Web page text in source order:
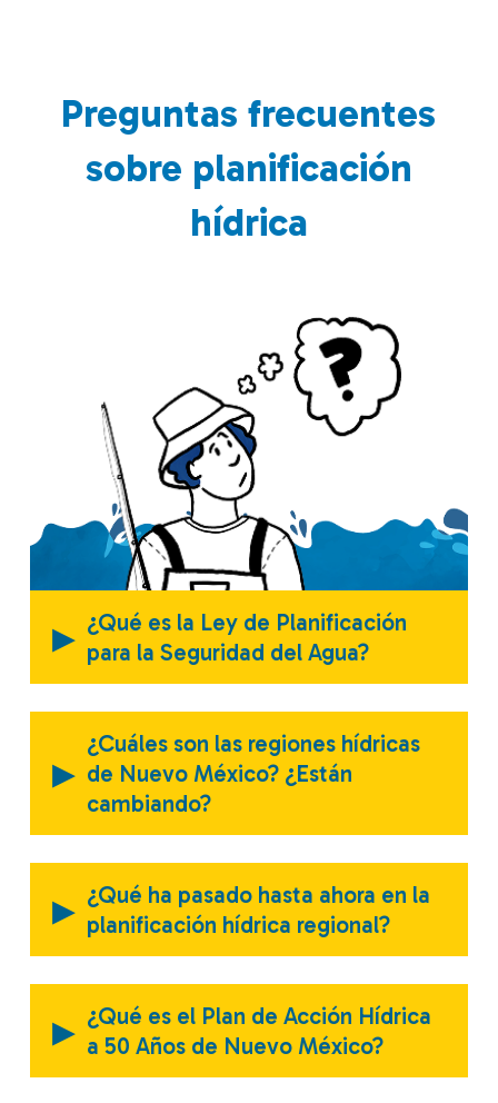
Preguntas frecuentes
sobre planificación
hídrica
▸ ¿Qué es la Ley de Planificación
para la Seguridad del Agua?
▸
¿Cuáles son las regiones hídricas
de Nuevo México? ¿Están
cambiando?
▸ ¿Qué ha pasado hasta ahora en la
planificación hídrica regional?
▸ ¿Qué es el Plan de Acción Hídrica
a 50 Años de Nuevo México?